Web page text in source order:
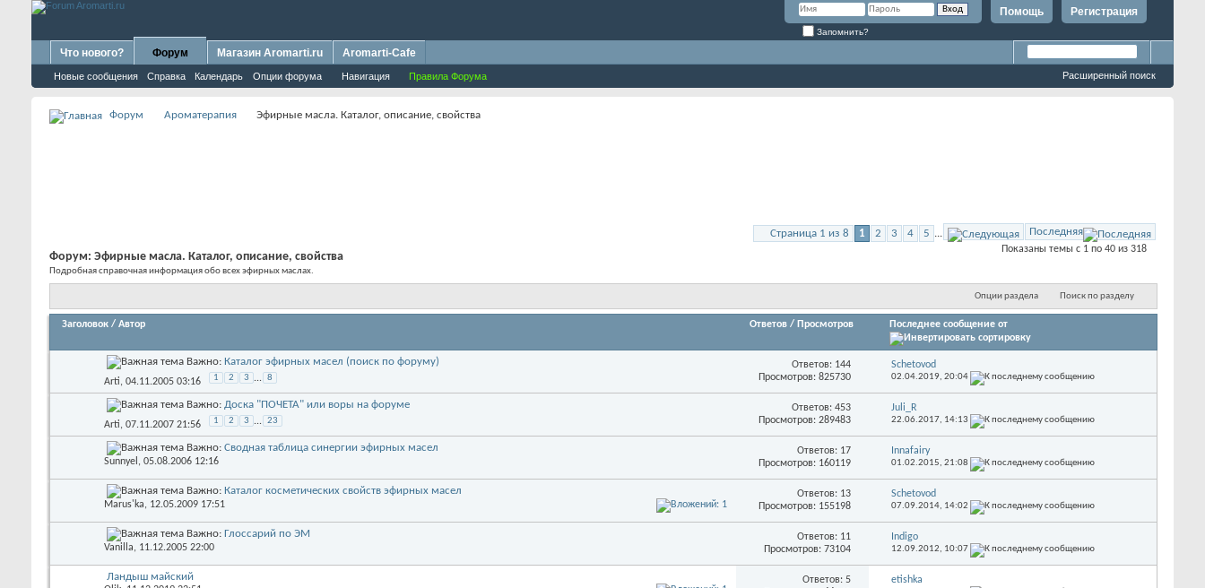
Регистрация
Помощь
Запомнить?
Что нового? Форум
Новые сообщения Справка Календарь Опции форума Навигация Правила Форума
Магазин Aromarti.ru Aromarti-Cafe
Расширенный поиск
Форум Ароматерапия Эфирные масла. Каталог, описание, свойства
Страница 1 из 8 1 2 3 4 5 ... Последняя
Показаны темы с 1 по 40 из 318
Форум: Эфирные масла. Каталог, описание, свойства
Подробная справочная информация обо всех эфирных маслах.
Опции раздела Поиск по разделу
Заголовок / Автор Ответов / Просмотров Последнее сообщение от
Важно: Каталог эфирных масел (поиск по форуму)
Arti, 04.11.2005 03:16 1 2 3 ... 8
Ответов: 144
Просмотров: 825730
Schetovod
02.04.2019, 20:04
Важно: Доска "ПОЧЕТА" или воры на форуме
Arti, 07.11.2007 21:56 1 2 3 ... 23
Ответов: 453
Просмотров: 289483
Juli_R
22.06.2017, 14:13
Важно: Сводная таблица синергии эфирных масел
Sunnyel , 05.08.2006 12:16
Ответов: 17
Просмотров: 160119
Innafairy
01.02.2015, 21:08
Важно: Каталог косметических свойств эфирных масел
Marus'ka, 12.05.2009 17:51
Ответов: 13
Просмотров: 155198
Schetovod
07.09.2014, 14:02
Важно: Глоссарий по ЭМ
Vanilla, 11.12.2005 22:00
Ответов: 11
Просмотров: 73104
Indigo
12.09.2012, 10:07
Ландыш майский
Ответов: 5
etishka